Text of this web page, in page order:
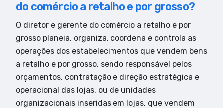
do comércio a retalho e por grosso?
O diretor e gerente do comércio a retalho e por
grosso planeia, organiza, coordena e controla as
operações dos estabelecimentos que vendem bens
a retalho e por grosso, sendo responsável pelos
orçamentos, contratação e direção estratégica e
operacional das lojas, ou de unidades
organizacionais inseridas em lojas, que vendem